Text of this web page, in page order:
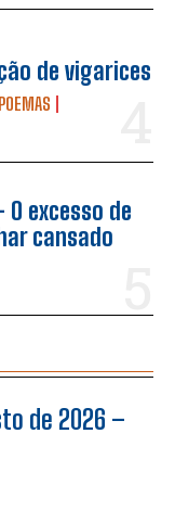
de vigarices
excesso de
cansado
de 2026 –